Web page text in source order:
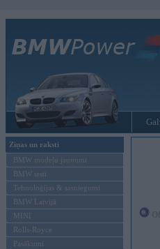
Ziņas un raksti
BMW modeļu jaunumi
BMW testi
Tehnoloģijas & sasniegumi
BMW Latvijā
MINI
Rolls-Royce
Pasākumi